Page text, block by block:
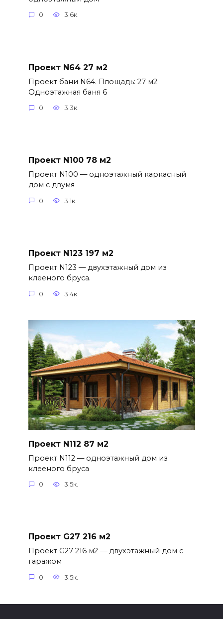
0 3.6к.
Проект N64 27 м2
Проект бани N64. Площадь: 27 м2
Одноэтажная баня 6
0 3.3к.
Проект N100 78 м2
Проект N100 — одноэтажный каркасный
дом с двумя
0 3.1к.
Проект N123 197 м2
Проект N123 — двухэтажный дом из
клееного бруса.
0 3.4к.
Проект N112 87 м2
Проект N112 — одноэтажный дом из
клееного бруса
0 3.5к.
Проект G27 216 м2
Проект G27 216 м2 — двухэтажный дом с
гаражом
0 3.5к.